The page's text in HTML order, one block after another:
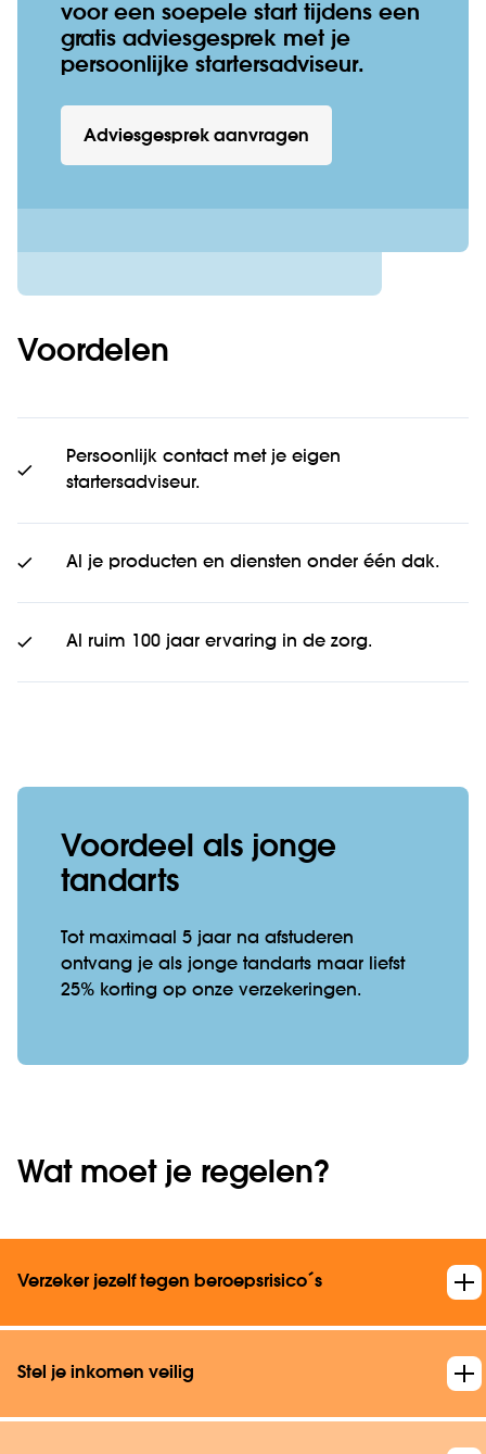
voor een soepele start tijdens een
gratis adviesgesprek met je
persoonlijke startersadviseur.
Adviesgesprek aanvragen
Voordelen
Persoonlijk contact met je eigen
startersadviseur.
Al je producten en diensten onder één dak.
Al ruim 100 jaar ervaring in de zorg.
Voordeel als jonge
tandarts
Tot maximaal 5 jaar na afstuderen
ontvang je als jonge tandarts maar liefst
25% korting op onze verzekeringen.
Wat moet je regelen?
Verzeker jezelf tegen beroepsrisico´s
Stel je inkomen veilig